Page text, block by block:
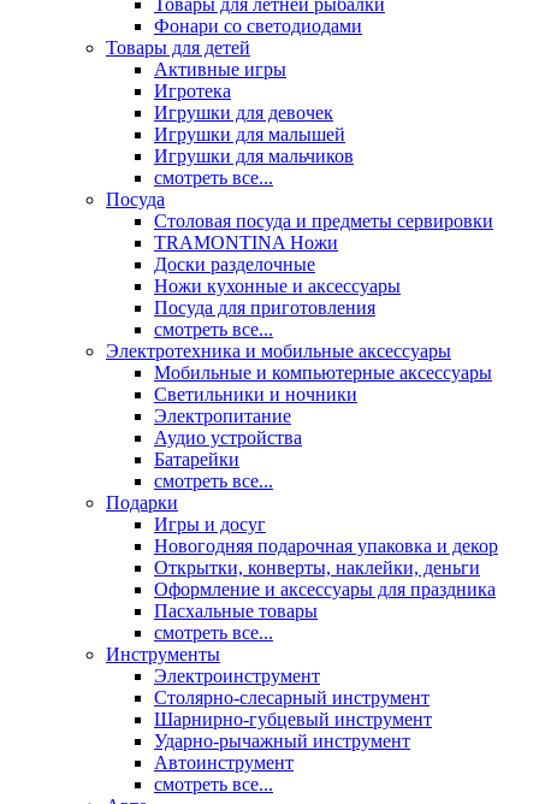
Товары для летней рыбалки
Фонари со светодиодами
Товары для детей
Активные игры
Игротека
Игрушки для девочек
Игрушки для малышей
Игрушки для мальчиков
смотреть все...
Посуда
Столовая посуда и предметы сервировки
TRAMONTINA Ножи
Доски разделочные
Ножи кухонные и аксессуары
Посуда для приготовления
смотреть все...
Электротехника и мобильные аксессуары
Мобильные и компьютерные аксессуары
Светильники и ночники
Электропитание
Аудио устройства
Батарейки
смотреть все...
Подарки
Игры и досуг
Новогодняя подарочная упаковка и декор
Открытки, конверты, наклейки, деньги
Оформление и аксессуары для праздника
Пасхальные товары
смотреть все...
Инструменты
Электроинструмент
Столярно-слесарный инструмент
Шарнирно-губцевый инструмент
Ударно-рычажный инструмент
Автоинструмент
смотреть все...